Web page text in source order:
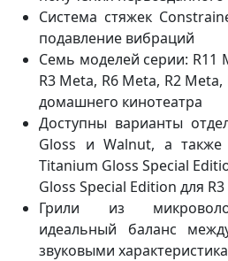
Система стяжек
подавление вибраций
Семь моделей серии: R11
R3 Meta, R6 Meta, R2
домашнего кинотеатра
Доступны варианты
Gloss и Walnut, а также
Titanium Gloss Special
Gloss Special Edition для
Грили из
идеальный баланс
звуковыми